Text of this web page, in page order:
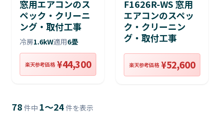
窓用エアコンのス
ペック・クリーニ
ング・取付工事
冷房1.6kW適用6畳
楽天参考価格 ¥44,300
F1626R-WS 窓用
エアコンのスペッ
ク・クリーニン
グ・取付工事
楽天参考価格 ¥52,600
78 件中 1〜24 件を表示